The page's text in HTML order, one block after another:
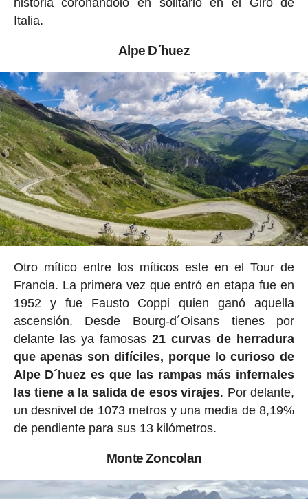
Italia.
Alpe D´huez
Otro mítico entre los míticos este en el Tour de
Francia. La primera vez que entró en etapa fue en
1952 y fue Fausto Coppi quien ganó aquella
ascensión. Desde Bourg-d´Oisans tienes por
delante las ya famosas21 curvas de herradura
que apenas son difíciles, porque lo curioso de
Alpe D´huez es que las rampas más infernales
las tiene a la salida de esos virajes. Por delante,
un desnivel de 1073 metros y una media de 8,19%
de pendiente para sus 13 kilómetros.
Monte Zoncolan